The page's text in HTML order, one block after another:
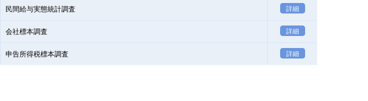
民間給与実態統計調査 詳細
会社標本調査 詳細
申告所得税標本調査 詳細